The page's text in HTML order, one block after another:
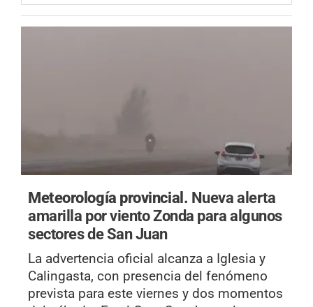
Meteorología provincial. Nueva alerta
amarilla por viento Zonda para algunos
sectores de San Juan
La advertencia oficial alcanza a Iglesia y
Calingasta, con presencia del fenómeno
prevista para este viernes y dos momentos